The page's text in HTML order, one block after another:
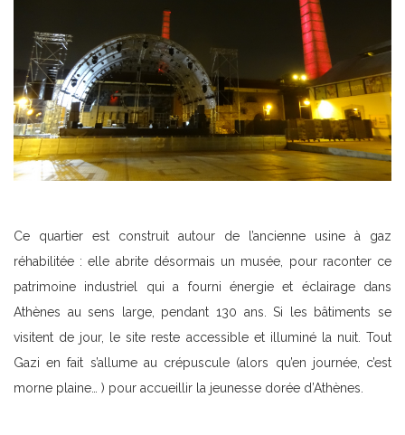
Ce quartier est construit autour de l’ancienne usine à gaz
réhabilitée : elle abrite désormais un musée, pour raconter ce
patrimoine industriel qui a fourni énergie et éclairage dans
Athènes au sens large, pendant 130 ans. Si les bâtiments se
visitent de jour, le site reste accessible et illuminé la nuit. Tout
Gazi en fait s’allume au crépuscule (alors qu’en journée, c’est
morne plaine… ) pour accueillir la jeunesse dorée d’Athènes.